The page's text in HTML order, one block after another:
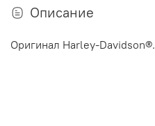
Описание
Оригинал Harley-Davidson®.